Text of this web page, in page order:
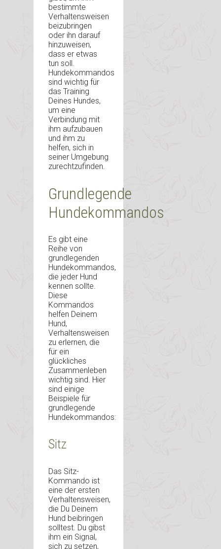
bestimmte
Verhaltensweisen
beizubringen
oder ihn darauf
hinzuweisen,
dass er etwas
tun soll.
Hundekommandos
sind wichtig für
das Training
Deines Hundes,
um eine
Verbindung mit
ihm aufzubauen
und ihm zu
helfen, sich in
seiner Umgebung
zurechtzufinden.
Grundlegende
Hundekommandos
Es gibt eine
Reihe von
grundlegenden
Hundekommandos,
die jeder Hund
kennen sollte.
Diese
Kommandos
helfen Deinem
Hund,
Verhaltensweisen
zu erlernen, die
für ein
glückliches
Zusammenleben
wichtig sind. Hier
sind einige
Beispiele für
grundlegende
Hundekommandos:
Sitz
Das Sitz-
Kommando ist
eine der ersten
Verhaltensweisen,
die Du Deinem
Hund beibringen
solltest. Du gibst
ihm ein Signal,
sich zu setzen,